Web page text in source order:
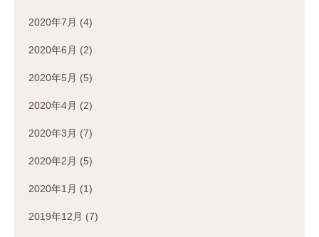
2020年7月 (4)
2020年6月 (2)
2020年5月 (5)
2020年4月 (2)
2020年3月 (7)
2020年2月 (5)
2020年1月 (1)
2019年12月 (7)